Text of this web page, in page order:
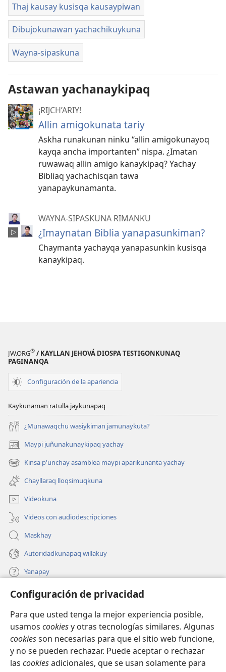
Configuración de privacidad
Para que usted tenga la mejor experiencia posible,
usamos cookiesy otras tecnologías similares. Algunas
cookiesson necesarias para que el sitio web funcione,
y no se pueden rechazar. Puede aceptar o rechazar
las cookiesadicionales, que se usan solamente para
Thaj kausay kusisqa kausaypiwan
Dibujokunawan yachachikuykuna
Wayna-sipaskuna
Astawan yachanaykipaq
¡RIJCH’ARIY!
Allin amigokunata tariy
Askha runakunan ninku “allin amigokunayoq
kayqa ancha importanten” nispa. ¿Imatan
ruwawaq allin amigo kanaykipaq? Yachay
Bibliaq yachachisqan tawa
yanapaykunamanta.
WAYNA-SIPASKUNA RIMANKU
¿Imaynatan Biblia yanapasunkiman?
Chaymanta yachayqa yanapasunkin kusisqa
kanaykipaq.
JW.ORG® / KAYLLAN JEHOVÁ DIOSPA TESTIGONKUNAQ
PAGINANQA
Configuración de la apariencia
Kaykunaman ratulla jaykunapaq
¿Munawaqchu wasiykiman jamunaykuta?
Maypi juñunakunaykipaq yachay
(abre
una
nueva
ventana)
Kinsa p'unchay asamblea maypi aparikunanta yachay
(abre
una
nueva
ventana)
Chayllaraq lloqsimuqkuna
Videokuna
Videos con audiodescripciones
Maskhay
Autoridadkunapaq willakuy
Yanapay
Donacionta churanapaq
una
nueva
ventana)
INTERNETPI QELQANCHISKUNA Watchtower™
(abre
una
nueva
ventana)
JW Hub
(abre
una
®